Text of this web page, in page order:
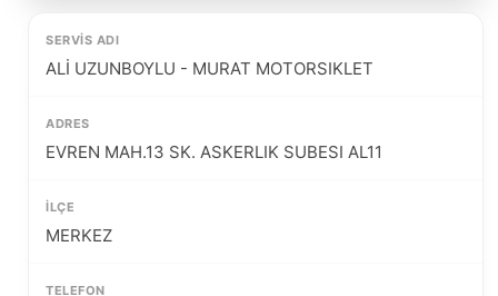
ALİ UZUNBOYLU - MURAT MOTORSIKLET
EVREN MAH.13 SK. ASKERLIK SUBESI AL11
MERKEZ